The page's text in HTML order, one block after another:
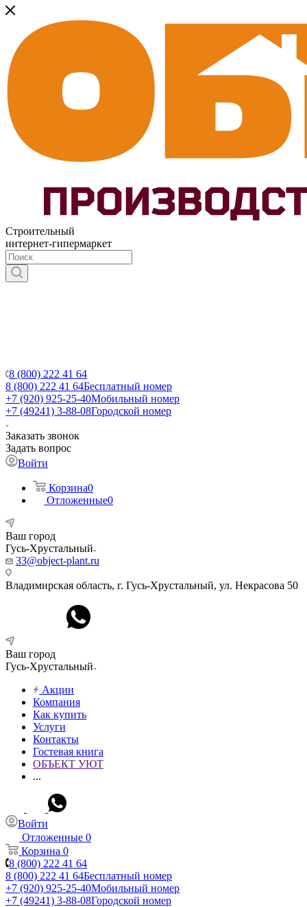
Строительный
интернет-гипермаркет
8 (800) 222 41 64
8 (800) 222 41 64Бесплатный номер
+7 (920) 925-25-40Мобильный номер
+7 (49241) 3-88-08Городской номер
Заказать звонок
Задать вопрос
Войти
Корзина0
Отложенные0
Ваш город
Гусь-Хрустальный
33@object-plant.ru
Владимирская область, г. Гусь-Хрустальный, ул. Некрасова 50
Ваш город
Гусь-Хрустальный
Акции
Компания
Как купить
Услуги
Контакты
Гостевая книга
ОБЪЕКТ УЮТ
...
Войти
Отложенные 0
Корзина 0
8 (800) 222 41 64
8 (800) 222 41 64Бесплатный номер
+7 (920) 925-25-40Мобильный номер
+7 (49241) 3-88-08Городской номер